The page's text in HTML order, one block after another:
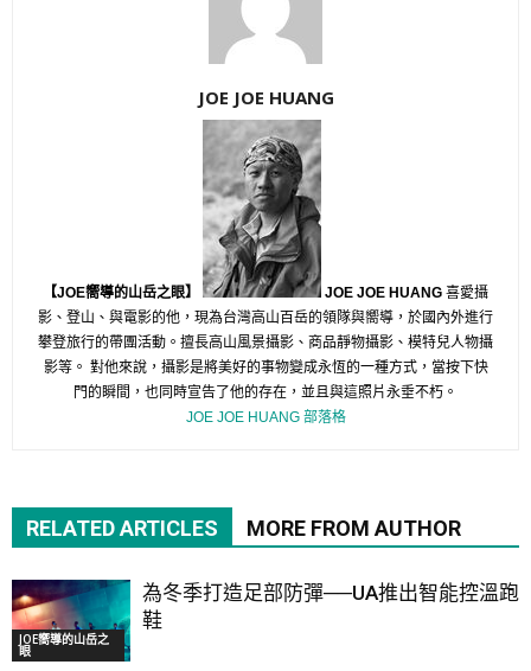
JOE JOE HUANG
【JOE嚮導的山岳之眼】 JOE JOE HUANG 喜愛攝
影、登山、與電影的他， 現為台灣高山百岳的領隊與嚮導， 於國內外進行
攀登旅行的帶團活動。擅長高山風景攝影、 商品靜物攝影、模特兒人物攝
影等。 對他來說，攝影是將美好的事物變成永恆的一種方式， 當按下快
門的瞬間，也同時宣告了他的存在， 並且與這照片永垂不朽。
JOE JOE HUANG 部落格
RELATED ARTICLES MORE FROM AUTHOR
JOE嚮導的山岳之
眼
為冬季打造足部防彈──UA推出智能控溫跑
鞋